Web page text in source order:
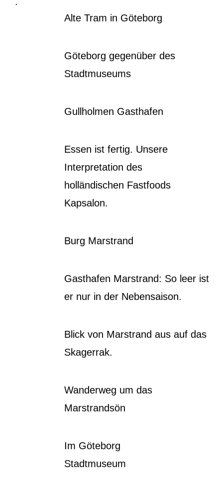
Alte Tram in Göteborg
Göteborg gegenüber des
Stadtmuseums
Gullholmen Gasthafen
Essen ist fertig. Unsere
Interpretation des
holländischen Fastfoods
Kapsalon.
Burg Marstrand
Gasthafen Marstrand: So leer ist
er nur in der Nebensaison.
Blick von Marstrand aus auf das
Skagerrak.
Wanderweg um das
Marstrandsön
Im Göteborg
Stadtmuseum